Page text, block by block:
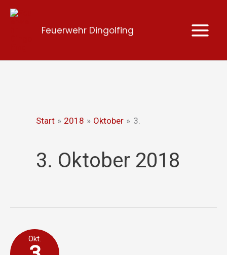
Zum
Feuerwehr Dingolfing
Start 2018 Oktober 3.
3. Oktober 2018
Okt.
Brand
Wohnhaus